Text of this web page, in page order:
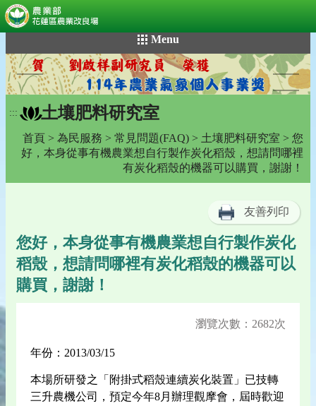
到
主
要
內
容
Menu
::: 土壤肥料研究室
首頁 > 為民服務 > 常見問題(FAQ) > 土壤肥料研究室 > 您
好，本身從事有機農業想自行製作炭化稻殼，想請問哪裡
有炭化稻殼的機器可以購買，謝謝！
友善列印
您好，本身從事有機農業想自行製作炭化
稻殼，想請問哪裡有炭化稻殼的機器可以
購買，謝謝！
瀏覽次數：2682次
年份：2013/03/15
本場所研發之「附掛式稻殼連續炭化裝置」已技轉
三升農機公司，預定今年8月辦理觀摩會，屆時歡迎